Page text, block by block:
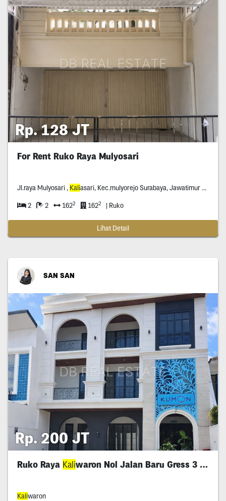
Rp. 128 JT
For Rent Ruko Raya Mulyosari
Jl.raya Mulyosari , Kaliasari, Kec.mulyorejo Surabaya, Jawatimur *****
2 2 1622 1622 | Ruko
Lihat Detail
SAN SAN
Rp. 200 JT
Ruko Raya Kaliwaron Nol Jalan Baru Gress 3 Lantai
Kaliwaron